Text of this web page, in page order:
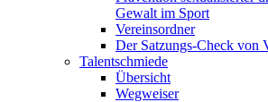
Gewalt im Sport
Vereinsordner
Der Satzungs-Check von
Talentschmiede
Übersicht
Wegweiser